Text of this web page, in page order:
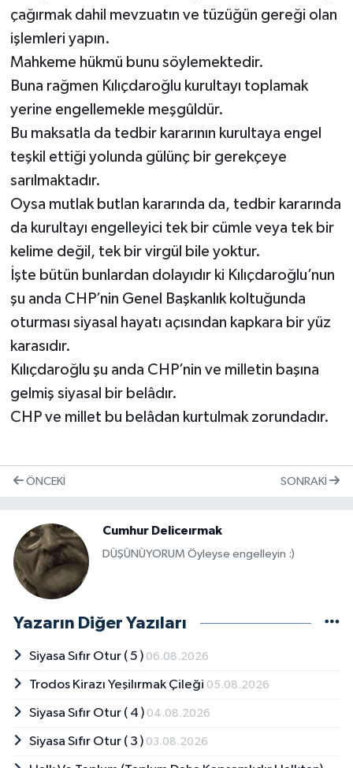
çağırmak dahil mevzuatın ve tüzüğün gereği olan
işlemleri yapın.
Mahkeme hükmü bunu söylemektedir.
Buna rağmen Kılıçdaroğlu kurultayı toplamak
yerine engellemekle meşgûldür.
Bu maksatla da tedbir kararının kurultaya engel
teşkil ettiği yolunda gülünç bir gerekçeye
sarılmaktadır.
Oysa mutlak butlan kararında da, tedbir kararında
da kurultayı engelleyici tek bir cümle veya tek bir
kelime değil, tek bir virgül bile yoktur.
İşte bütün bunlardan dolayıdır ki Kılıçdaroğlu’nun
şu anda CHP’nin Genel Başkanlık koltuğunda
oturması siyasal hayatı açısından kapkara bir yüz
karasıdır.
Kılıçdaroğlu şu anda CHP’nin ve milletin başına
gelmiş siyasal bir belâdır.
CHP ve millet bu belâdan kurtulmak zorundadır.
ÖNCEKI SONRAKI
Cumhur Deliceırmak
DÜŞÜNÜYORUM Öyleyse engelleyin :)
Yazarın Diğer Yazıları
Siyasa Sıfır Otur ( 5 ) 06.08.2026
Trodos Kirazı Yeşilırmak Çileği 05.08.2026
Siyasa Sıfır Otur ( 4 ) 04.08.2026
Siyasa Sıfır Otur ( 3 ) 03.08.2026